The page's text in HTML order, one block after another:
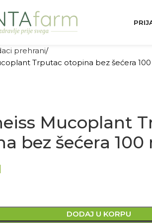
prehrani
Trputac otopina bez šećera
Mucoplant
bez šećera 100
DODAJ U KORPU